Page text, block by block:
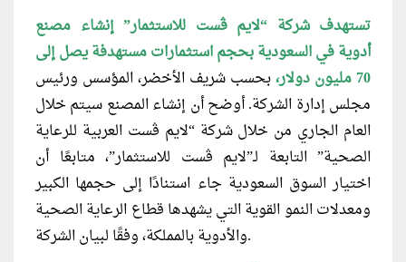
تستهدف شركة “لايم ڤست للاستثمار” إنشاء مصنع
أدوية في السعودية بحجم استثمارات مستهدفة يصل إلى
70 مليون دولار،
بحسب شريف الأخضر، المؤسس ورئيس
مجلس إدارة الشركة. أوضح أن إنشاء المصنع سيتم خلال
العام الجاري من خلال شركة “لايم ڤست العربية للرعاية
الصحية” التابعة لـ”لايم ڤست للاستثمار”، متابعًا أن
اختيار السوق السعودية جاء استنادًا إلى حجمها الكبير
ومعدلات النمو القوية التي يشهدها قطاع الرعاية الصحية
والأدوية بالمملكة، وفقًا لبيان الشركة.